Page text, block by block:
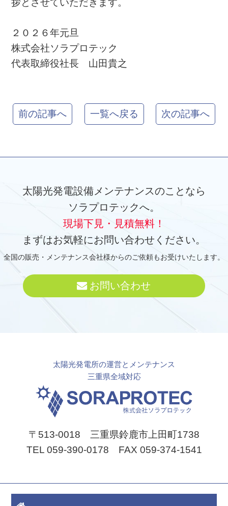
拶とさせていただきます。
２０２６年元旦
株式会社ソラプロテック
代表取締役社長 山田貴之
前の記事へ 一覧へ戻る 次の記事へ
太陽光発電設備メンテナンスのことなら
ソラプロテックへ。
現場下見・見積無料！
まずはお気軽にお問い合わせください。
全国の販売・メンテナンス会社様からのご依頼もお受けいたします。
お問い合わせ
太陽光発電所の運営とメンテナンス
三重県全域対応
〒513-0018 三重県鈴鹿市上田町1738
TEL 059-390-0178 FAX 059-374-1541